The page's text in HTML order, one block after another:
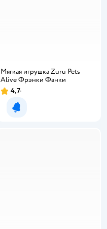
Мягкая игрушка Zuru Pets
Alive Фрэнки Фанки
4,7
Уведомить о появлении